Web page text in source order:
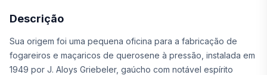
Descrição
Sua origem foi uma pequena oficina para a fabricação de
fogareiros e maçaricos de querosene à pressão, instalada em
1949 por J. Aloys Griebeler, gaúcho com notável espírito